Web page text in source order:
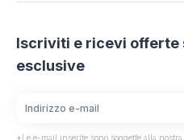
Iscriviti e ricevi offerte
esclusive
*Le e-mail inserite sono soggette alla